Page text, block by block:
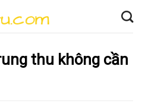
thu không cần